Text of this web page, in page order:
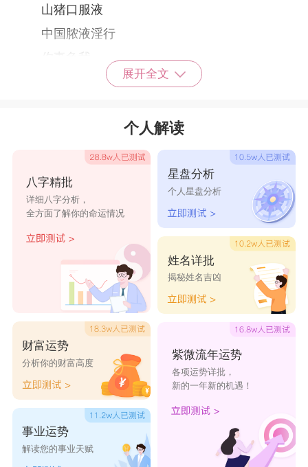
山猪口服液
中国脓液淫行
顺我者娼
骑上扒下
很有粪量的人
两禽相悦、
@剩蛋老人
衣服当关，万夫摸开
愿闻其翔
屎来运赚
小辣娇
来治猩猩的你
展开全文
个人解读
八字精批
详细八字分析，
全方面了解你的命运情况
财富运势
分析你的财富高度
事业运势
解读您的事业天赋
星盘分析
个人星盘分析
姓名详批
揭秘姓名吉凶
紫微流年运势
各项运势详批，
新的一年新的机遇！